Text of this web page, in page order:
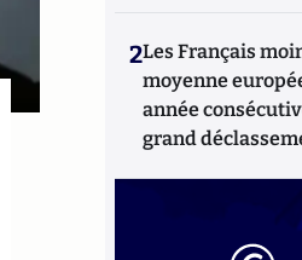
2Les Français
moyenne
année
grand